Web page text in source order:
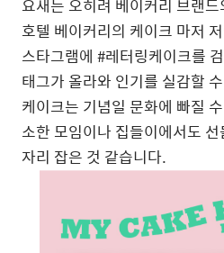
요새는 오히려 베이커리 브랜
호텔 베이커리의 케이크 마저
스타그램에 #레터링케이크를
태그가 올라와 인기를 실감할
케이크는 기념일 문화에 빠질
소한 모임이나 집들이에서도
자리 잡은 것 같습니다.